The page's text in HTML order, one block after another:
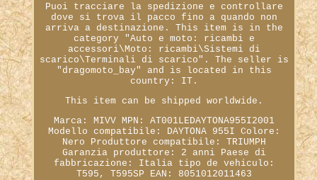
Puoi tracciare la spedizione e controllare
dove si trova il pacco fino a quando non
arriva a destinazione. This item is in the
category "Auto e moto: ricambi e
accessori\Moto: ricambi\Sistemi di
scarico\Terminali di scarico". The seller is
"dragomoto_bay" and is located in this
country: IT.
This item can be shipped worldwide.
Marca: MIVV
MPN: AT001LEDAYTONA955I2001
Modello compatibile: DAYTONA 955I Colore:
Nero
Produttore compatibile: TRIUMPH
Garanzia produttore: 2 anni
Paese di
fabbricazione: Italia
tipo de vehiculo:
T595, T595SP
EAN: 8051012011463